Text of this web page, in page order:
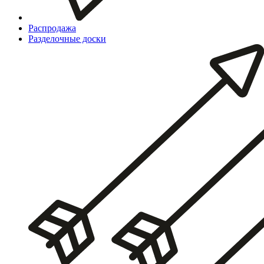
Распродажа
Разделочные доски